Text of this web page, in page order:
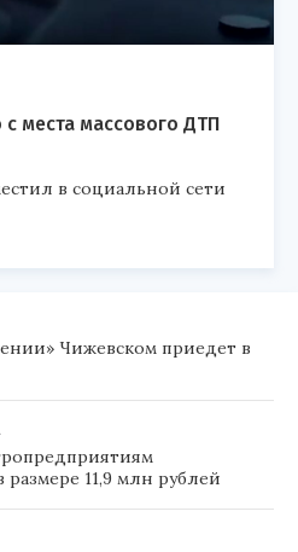
места массового ДТП
в социальной сети
Чижевском приедет в
11,9 млн рублей